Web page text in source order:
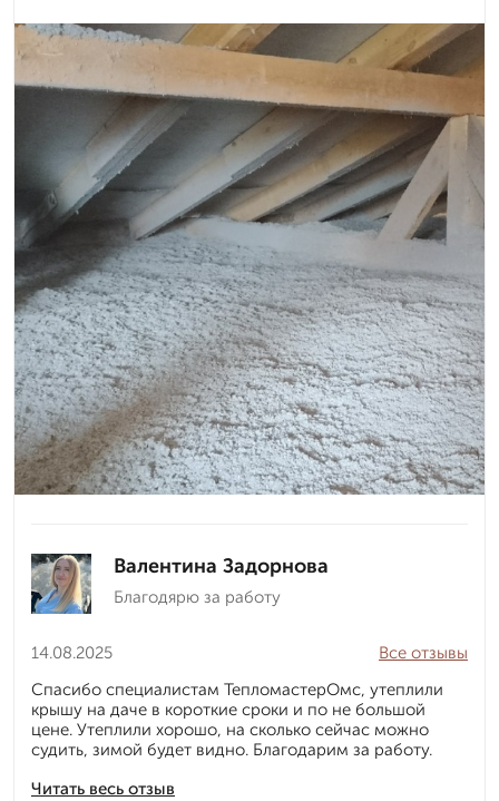
Валентина Задорнова
Благодярю за работу
14.08.2025
Читать весь отзыв
Все отзывы
Спасибо специалистам ТепломастерОмс, утеплили
крышу на даче в короткие сроки и по не большой
цене. Утеплили хорошо, на сколько сейчас можно
судить, зимой будет видно. Благодарим за работу.